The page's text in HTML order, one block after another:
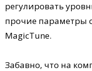
регулировать
прочие параметры
MagicTune.
Забавно, что на